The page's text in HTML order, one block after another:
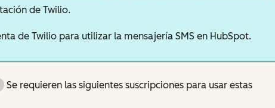
de Twilio.
de Twilio para utilizar la mensajería SMS en HubSpot.
Se requieren las siguientes suscripciones para usar estas